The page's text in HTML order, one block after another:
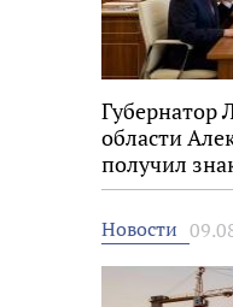
Губернатор
области
получил
строитель
Новости